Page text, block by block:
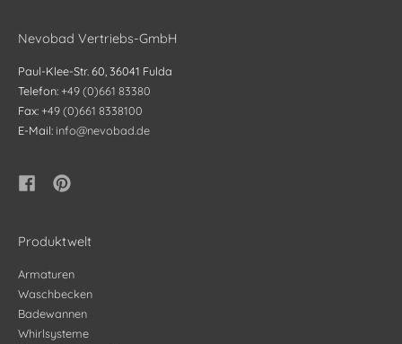
Nevobad Vertriebs-GmbH
Paul-Klee-Str. 60, 36041 Fulda
Telefon:+49 (0)661 83380
Fax:+49 (0)661 8338100
E-Mail: info@nevobad.de
Produktwelt
Armaturen
Waschbecken
Badewannen
Whirlsysteme